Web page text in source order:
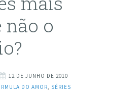
não o
12 DE JUNHO DE 2010
DO AMOR SÉRIES